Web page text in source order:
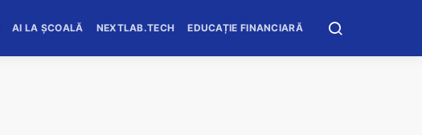
AI LA ȘCOALĂ NEXTLAB.TECH EDUCAȚIE FINANCIARĂ